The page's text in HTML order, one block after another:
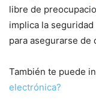
libre de
implica la
para asegurarse de
También te puede
electrónica?